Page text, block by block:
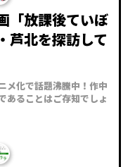
「放課後ていぼ
芦北を探訪して
メ化で話題沸騰中！作中
あることはご存知でしょ